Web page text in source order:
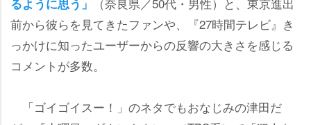
るように思う」
前から彼らを見てきたファンや、『27時間テレビ』き
っかけに知ったユーザーからの反響の大きさを感じる
コメントが多数。
「ゴイゴイスー！」のネタでもおなじみの津田だ